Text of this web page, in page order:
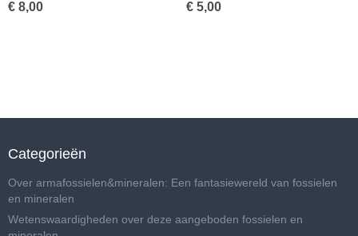
€ 8,00 € 5,00
Categorieën
Over armafossielen&mineralen: Een fantasiewereld van fossielen
en mineralen
Wetenswaardigheden over deze aangeboden fossielen en